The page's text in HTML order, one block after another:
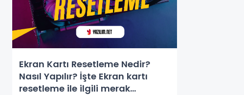
Ekran Kartı Resetleme Nedir?
Nasıl Yapılır? İşte Ekran kartı
resetleme ile ilgili merak